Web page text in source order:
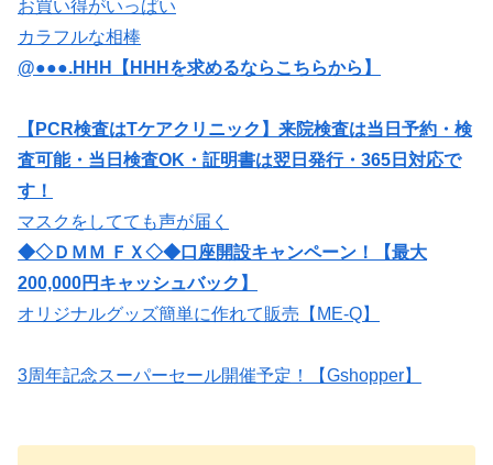
お買い得がいっぱい
カラフルな相棒
@●●●.HHH【HHHを求めるならこちらから】
【PCR検査はTケアクリニック】来院検査は当日予約・検
査可能・当日検査OK・証明書は翌日発行・365日対応で
す！
マスクをしてても声が届く
◆◇ＤＭＭ ＦＸ◇◆口座開設キャンペーン！【最大
200,000円キャッシュバック】
オリジナルグッズ簡単に作れて販売【ME-Q】
3周年記念スーパーセール開催予定！【Gshopper】